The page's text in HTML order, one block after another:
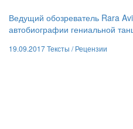
Ведущий обозреватель Rara
автобиографии гениальной
19.09.2017Тексты /Рецензии